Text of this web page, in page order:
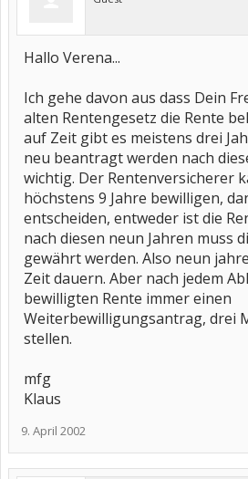
Hallo Verena...
Ich gehe davon aus dass Dein
alten Rentengesetz die Rente
auf Zeit gibt es meistens drei
neu beantragt werden nach
wichtig. Der Rentenversicherer
höchstens 9 Jahre bewilligen,
entscheiden, entweder ist die
nach diesen neun Jahren muss
gewährt werden. Also neun
Zeit dauern. Aber nach jedem
bewilligten Rente immer einen
Weiterbewilligungsantrag, drei
stellen.
mfg
Klaus
9. April 2002